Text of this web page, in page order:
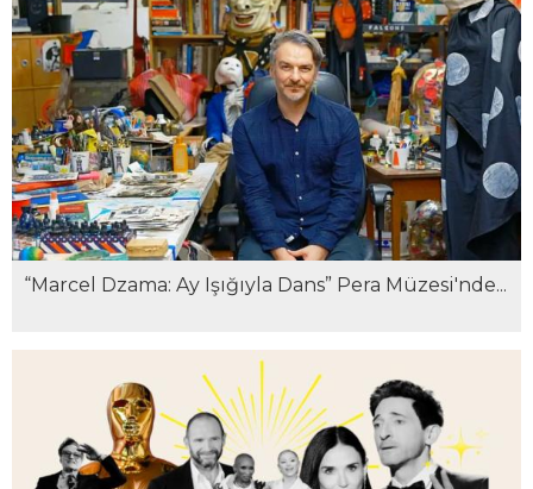
“Marcel Dzama: Ay Işığıyla Dans” Pera Müzesi'nde...